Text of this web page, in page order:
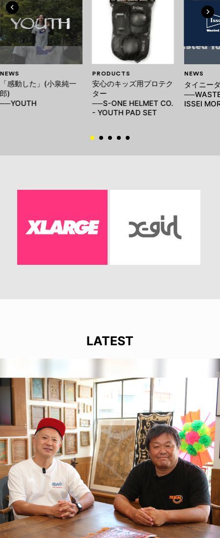
NEWS
「感動した」(小泉純一
郎)
──YOUTH
PRODUCTS
安心のキッズ用プロテク
ター
──S-ONE HELMET CO.
- YOUTH PAD SET
NEWS
タイニー
ISSEI
LATEST